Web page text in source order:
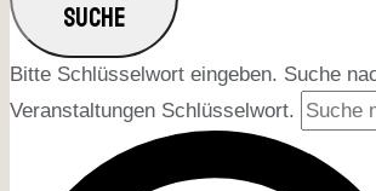
SUCHE
Bitte Schlüsselwort eingeben. Suche
Veranstaltungen Schlüsselwort.